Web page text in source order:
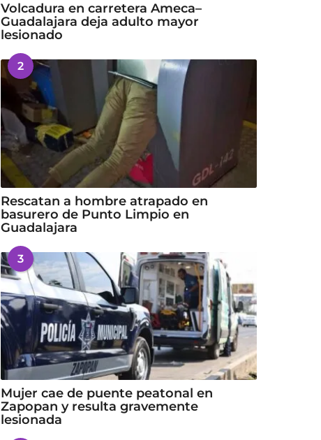
Volcadura en carretera Ameca–
Guadalajara deja adulto mayor
lesionado
2
Rescatan a hombre atrapado en
basurero de Punto Limpio en
Guadalajara
3
Mujer cae de puente peatonal en
Zapopan y resulta gravemente
lesionada